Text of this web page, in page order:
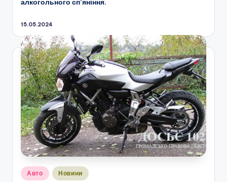
алкогольного сп’яніння.
15.05.2024
Опубліковано
Авто Новини